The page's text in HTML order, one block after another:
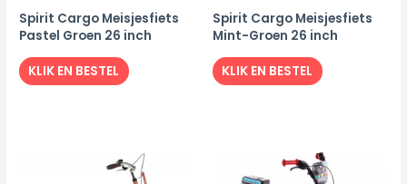
Spirit Cargo Meisjesfiets
Pastel Groen 26 inch
KLIK EN BESTEL
Spirit Cargo Meisjesfiets
Mint-Groen 26 inch
KLIK EN BESTEL